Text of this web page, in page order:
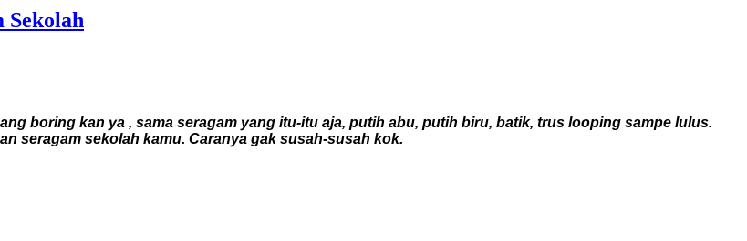
Sekolah
boring kan ya , sama seragam yang itu-itu aja, putih abu, putih biru, batik, trus looping sampe lulus.
seragam sekolah kamu. Caranya gak susah-susah kok.